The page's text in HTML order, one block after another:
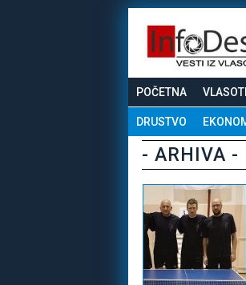
POČETNA
DRUSTVO
- ARHIVA -